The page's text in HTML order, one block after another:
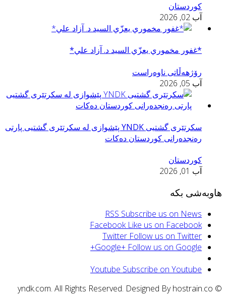
کوردستان
آب 02, 2026
*غفور مخموري يعزّي السید د. آزاد علي*
رۆژهەڵاتی ناوەراست
آب 05, 2026
سكرتێری گشتیی YNDK پێشوازی لە سکرتێرى گشتیى پارتى
رەنجدەرانى کوردستان دەكات
کوردستان
آب 01, 2026
بکە
RSSSubscribe us on News
FacebookLike us on Facebook
TwitterFollow us on Twitter
Google+Follow us on Google+
YoutubeSubscribe on Youtube
© yndk.com. All Rights Reserved.